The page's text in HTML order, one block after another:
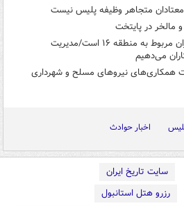
متجاهر وظیفه پلیس نیست
بیشترین سرانه ورزشی در تهران مربوط به منطقه ۱۶ است/مدیریت
می‌دهیم
همکاری‌های نیروهای مسلح و شهرداری
اخبار حوادث
سایت تاریخ ایران
رزرو هتل استانبول